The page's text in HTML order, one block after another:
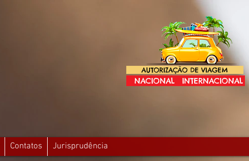
AUTORIZAÇÃO DE VIAGEM
NACIONAL INTERNACIONAL
Contatos Jurisprudência